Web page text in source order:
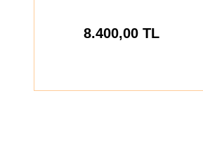
8.500,00 TL